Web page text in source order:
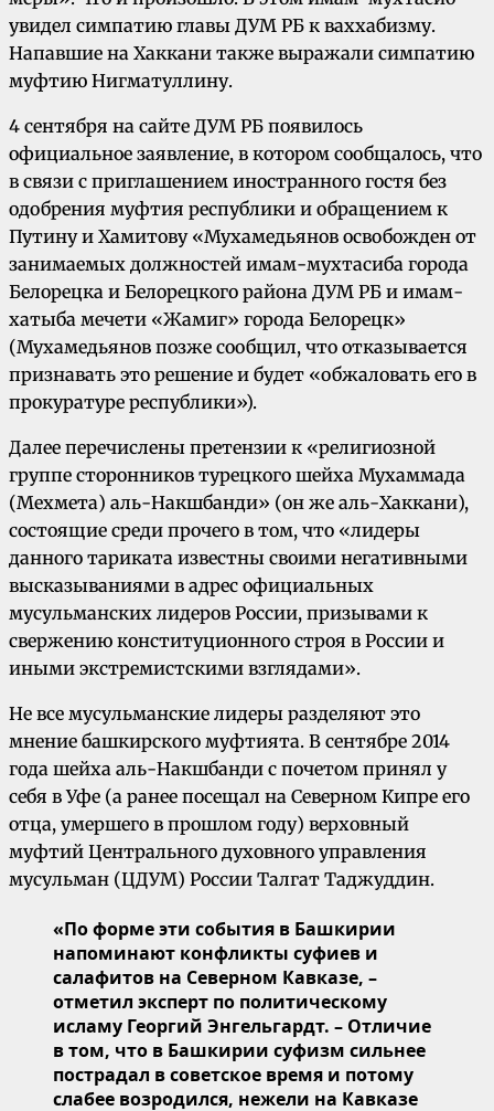
увидел симпатию главы ДУМ РБ к ваххабизму.
Напавшие на Хаккани также выражали симпатию
муфтию Нигматуллину.
4 сентября на сайте ДУМ РБ появилось
официальное заявление, в котором сообщалось, что
в связи с приглашением иностранного гостя без
одобрения муфтия республики и обращением к
Путину и Хамитову «Мухамедьянов освобожден от
занимаемых должностей имам-мухтасиба города
Белорецка и Белорецкого района ДУМ РБ и имам-
хатыба мечети «Жамиг» города Белорецк»
(Мухамедьянов позже сообщил, что отказывается
признавать это решение и будет «обжаловать его в
прокуратуре республики»).
Далее перечислены претензии к «религиозной
группе сторонников турецкого шейха Мухаммада
(Мехмета) аль-Накшбанди» (он же аль-Хаккани),
состоящие среди прочего в том, что «лидеры
данного тариката известны своими негативными
высказываниями в адрес официальных
мусульманских лидеров России, призывами к
свержению конституционного строя в России и
иными экстремистскими взглядами».
Не все мусульманские лидеры разделяют это
мнение башкирского муфтията. В сентябре 2014
года шейха аль-Накшбанди с почетом принял у
себя в Уфе (а ранее посещал на Северном Кипре его
отца, умершего в прошлом году) верховный
муфтий Центрального духовного управления
мусульман (ЦДУМ) России Талгат Таджуддин.
«По форме эти события в Башкирии
напоминают конфликты суфиев и
салафитов на Северном Кавказе, –
отметил эксперт по политическому
исламу Георгий Энгельгардт. – Отличие
в том, что в Башкирии суфизм сильнее
пострадал в советское время и потому
слабее возродился, нежели на Кавказе